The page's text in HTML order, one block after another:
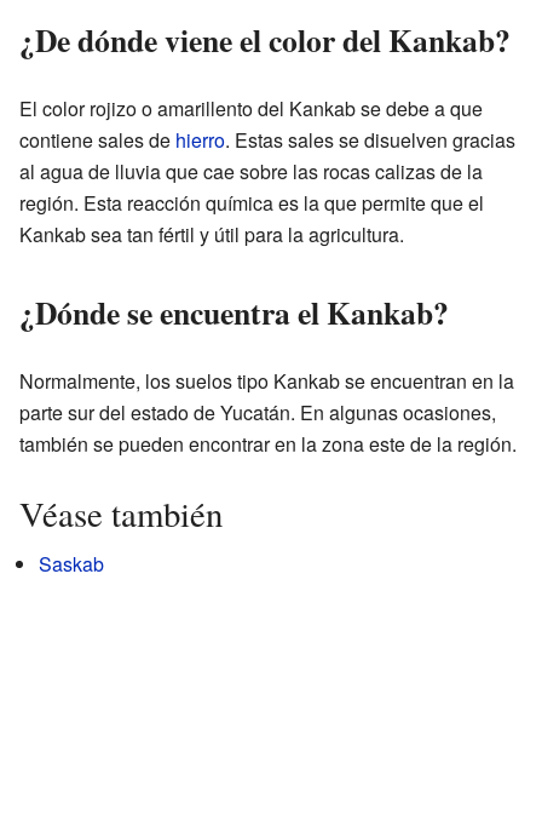
¿De dónde viene el color del Kankab?
El color rojizo o amarillento del Kankab se debe a que
contiene sales de hierro. Estas sales se disuelven gracias
al agua de lluvia que cae sobre las rocas calizas de la
región. Esta reacción química es la que permite que el
Kankab sea tan fértil y útil para la agricultura.
¿Dónde se encuentra el Kankab?
Normalmente, los suelos tipo Kankab se encuentran en la
parte sur del estado de Yucatán. En algunas ocasiones,
también se pueden encontrar en la zona este de la región.
Véase también
Saskab